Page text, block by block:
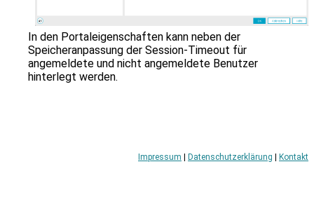
In den Portaleigenschaften kann neben der
Speicheranpassung der Session-Timeout für
angemeldete und nicht angemeldete Benutzer
hinterlegt werden.
Impressum | Datenschutzerklärung | Kontakt